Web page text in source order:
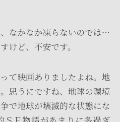
なかなか凍らないのでは…
けど、不安です。
て映画ありましたよね。地
思うにですね、地球の環境
で地球が壊滅的な状態にな